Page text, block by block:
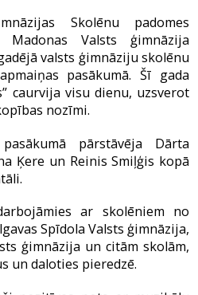
Skolēnu padomes
Valsts ģimnāzija
valsts ģimnāziju skolēnu
pasākumā. Šī gada
caurvija visu dienu, uzsverot
nozīmi.
pārstāvēja Dārta
Ķere un Reinis Smiļģis kopā
ar skolēniem no
Spīdola Valsts ģimnāzija,
ģimnāzija un citām skolām,
un daloties pieredzē.